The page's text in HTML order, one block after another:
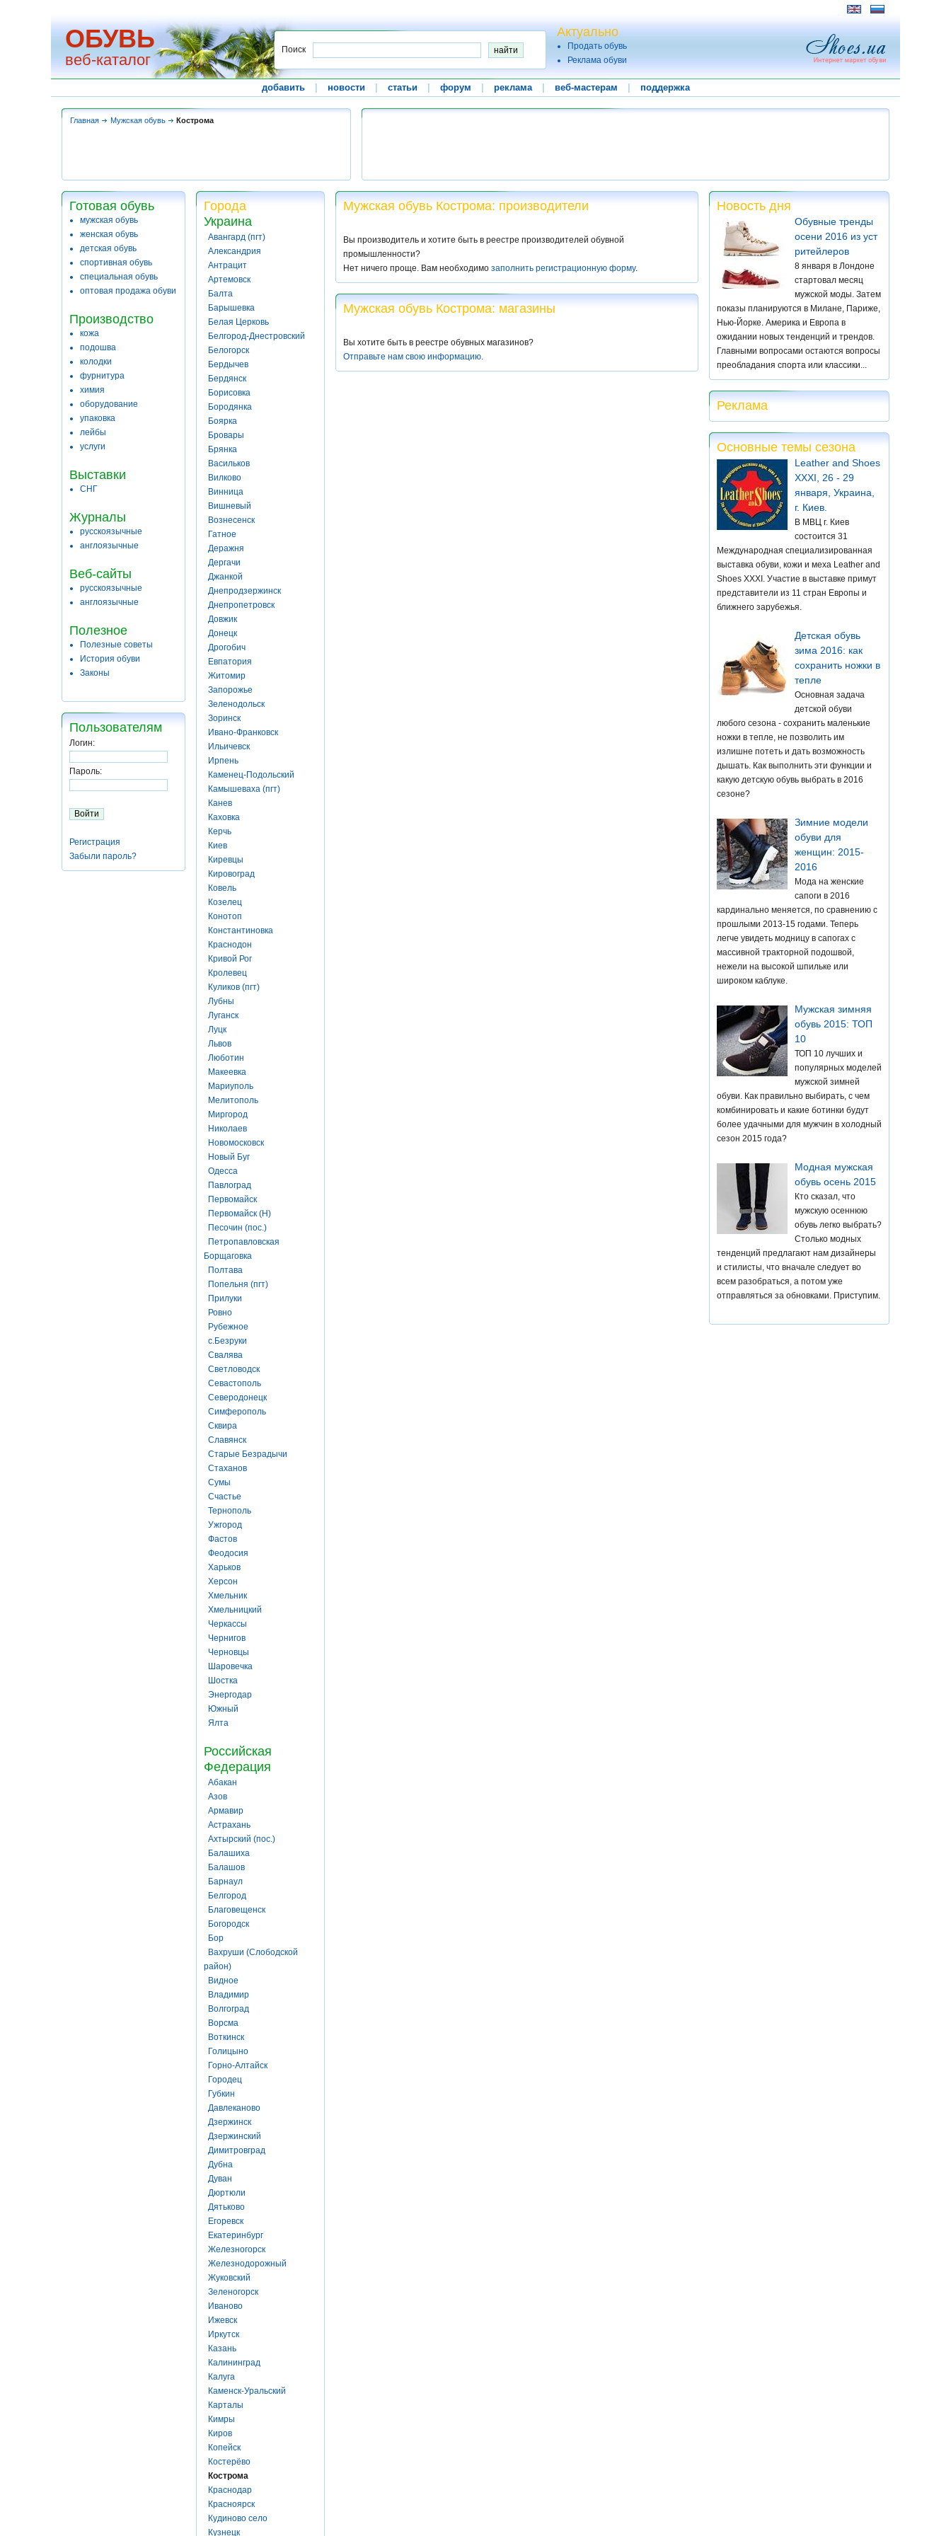
ОБУВЬ
веб-каталог
Поиск
Актуально
Продать обувь
Реклама обуви
добавить новости статьи форум реклама веб-мастерам поддержка
Главная Мужская обувь Кострома
Готовая обувь
мужская обувь
женская обувь
детская обувь
спортивная обувь
специальная обувь
оптовая продажа обуви
Производство
кожа
подошва
колодки
фурнитура
химия
оборудование
упаковка
лейбы
услуги
Выставки
СНГ
Журналы
русскоязычные
англоязычные
Веб-сайты
русскоязычные
англоязычные
Полезное
Полезные советы
История обуви
Законы
Пользователям
Логин:
Пароль:
Регистрация
Забыли пароль?
Города
Украина
Авангард (пгт)
Александрия
Антрацит
Артемовск
Балта
Барышевка
Белая Церковь
Белгород-Днестровский
Белогорск
Бердычев
Бердянск
Борисовка
Бородянка
Боярка
Бровары
Брянка
Васильков
Вилково
Винница
Вишневый
Вознесенск
Гатное
Деражня
Дергачи
Джанкой
Днепродзержинск
Днепропетровск
Довжик
Донецк
Дрогобич
Евпатория
Житомир
Запорожье
Зеленодольск
Зоринск
Ивано-Франковск
Ильичевск
Ирпень
Каменец-Подольский
Камышеваха (пгт)
Канев
Каховка
Керчь
Киев
Киревцы
Кировоград
Ковель
Козелец
Конотоп
Константиновка
Краснодон
Кривой Рог
Кролевец
Куликов (пгт)
Лубны
Луганск
Луцк
Львов
Люботин
Макеевка
Мариуполь
Мелитополь
Миргород
Николаев
Новомосковск
Новый Буг
Одесса
Павлоград
Первомайск
Первомайск (Н)
Песочин (пос.)
Петропавловская
Борщаговка
Полтава
Попельня (пгт)
Прилуки
Ровно
Рубежное
с.Безруки
Свалява
Светловодск
Севастополь
Северодонецк
Симферополь
Сквира
Славянск
Старые Безрадычи
Стаханов
Сумы
Счастье
Тернополь
Ужгород
Фастов
Феодосия
Харьков
Херсон
Хмельник
Хмельницкий
Черкассы
Чернигов
Черновцы
Шаровечка
Шостка
Энергодар
Южный
Ялта
Российская
Федерация
Абакан
Азов
Армавир
Астрахань
Ахтырский (пос.)
Балашиха
Балашов
Барнаул
Белгород
Благовещенск
Богородск
Бор
Вахруши (Слободской
район)
Видное
Владимир
Волгоград
Ворсма
Воткинск
Голицыно
Горно-Алтайск
Городец
Губкин
Давлеканово
Дзержинск
Дзержинский
Димитровград
Дубна
Дуван
Дюртюли
Дятьково
Егоревск
Екатеринбург
Железногорск
Железнодорожный
Жуковский
Зеленогорск
Иваново
Ижевск
Иркутск
Казань
Калининград
Калуга
Каменск-Уральский
Карталы
Кимры
Киров
Копейск
Костерёво
Кострома
Краснодар
Красноярск
Кудиново село
Кузнецк
Мужская обувь Кострома: производители
Вы производитель и хотите быть в реестре производителей обувной
промышленности?
Нет ничего проще. Вам необходимо заполнить регистрационную форму.
Мужская обувь Кострома: магазины
Вы хотите быть в реестре обувных магазинов?
Отправьте нам свою информацию.
Новость дня
Обувные тренды
осени 2016 из уст
ритейлеров
8 января в Лондоне
стартовал месяц
мужской моды. Затем
показы планируются в Милане, Париже,
Нью-Йорке. Америка и Европа в
ожидании новых тенденций и трендов.
Главными вопросами остаются вопросы
преобладания спорта или классики...
Реклама
Основные темы сезона
Leather and Shoes
XXXI, 26 - 29
января, Украина,
г. Киев.
В МВЦ г. Киев
состоится 31
Международная специализированная
выставка обуви, кожи и меха Leather and
Shoes XXXI. Участие в выставке примут
представители из 11 стран Европы и
ближнего зарубежья.
Детская обувь
зима 2016: как
сохранить ножки в
тепле
Основная задача
детской обуви
любого сезона - сохранить маленькие
ножки в тепле, не позволить им
излишне потеть и дать возможность
дышать. Как выполнить эти функции и
какую детскую обувь выбрать в 2016
сезоне?
Зимние модели
обуви для
женщин: 2015-
2016
Мода на женские
сапоги в 2016
кардинально меняется, по сравнению с
прошлыми 2013-15 годами. Теперь
легче увидеть модницу в сапогах с
массивной тракторной подошвой,
нежели на высокой шпильке или
широком каблуке.
Мужская зимняя
обувь 2015: ТОП
10
ТОП 10 лучших и
популярных моделей
мужской зимней
обуви. Как правильно выбирать, с чем
комбинировать и какие ботинки будут
более удачными для мужчин в холодный
сезон 2015 года?
Модная мужская
обувь осень 2015
Кто сказал, что
мужскую осеннюю
обувь легко выбрать?
Столько модных
тенденций предлагают нам дизайнеры
и стилисты, что вначале следует во
всем разобраться, а потом уже
отправляться за обновками. Приступим.